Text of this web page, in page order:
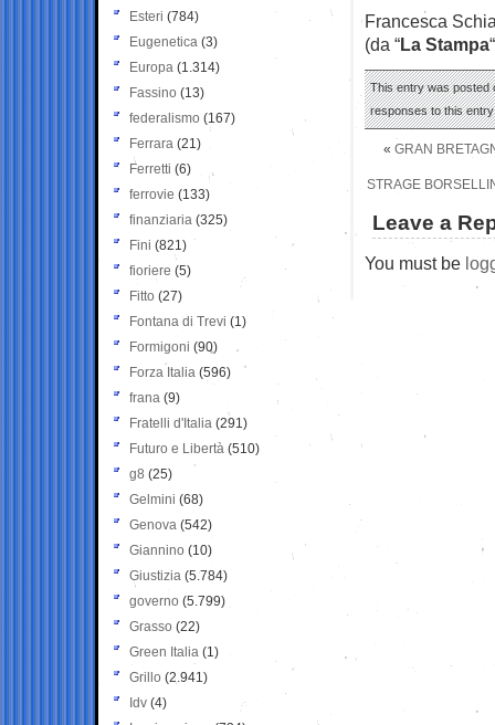
Francesca
(da “La Stampa
This entry was posted
responses to this
« GRAN
STRAGE
Leave a
You must be
Esteri (784)
Eugenetica (3)
Europa (1.314)
Fassino (13)
federalismo (167)
Ferrara (21)
Ferretti (6)
ferrovie (133)
finanziaria (325)
Fini (821)
fioriere (5)
Fitto (27)
Fontana di Trevi (1)
Formigoni (90)
Forza Italia (596)
frana (9)
Fratelli d'Italia (291)
Futuro e Libertà (510)
g8 (25)
Gelmini (68)
Genova (542)
Giannino (10)
Giustizia (5.784)
governo (5.799)
Grasso (22)
Green Italia (1)
Grillo (2.941)
Idv (4)